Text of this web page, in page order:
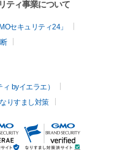
ティ事業について
セキュリティ24」
byイエラエ）
なりすまし対策